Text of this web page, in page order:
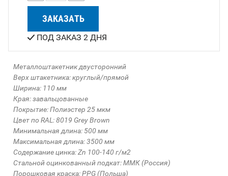
ЗАКАЗАТЬ
ПОД ЗАКАЗ 2 ДНЯ
Металлоштакетник двусторонний
Верх штакетника: круглый/прямой
Ширина: 110 мм
Края: завальцованные
Покрытие: Полиэстер 25 мкм
Цвет по RAL: 8019 Grey Brown
Минимальная длина: 500 мм
Максимальная длина: 3500 мм
Содержание цинка: Zn 100-140 г/м2
Стальной оцинкованный подкат: ММК (Россия)
Порошковая краска: PPG (Польша)